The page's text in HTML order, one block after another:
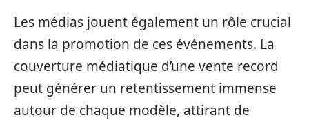
Les médias jouent également un rôle crucial
dans la promotion de ces événements. La
couverture médiatique d’une vente record
peut générer un retentissement immense
autour de chaque modèle, attirant de